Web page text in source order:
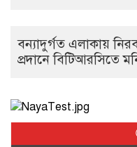
বন্যাদুর্গত এলাকায়
প্রদানে বিটিআরসিতে